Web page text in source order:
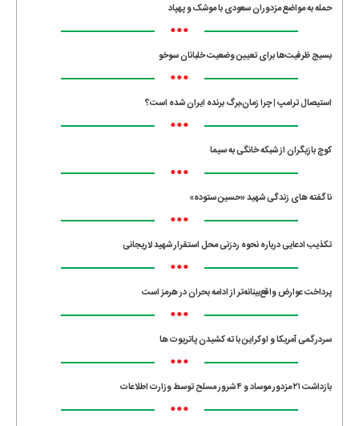
حمله به مواضع مزدوران سعودی با موشک و پهپاد
•••
بسیج ظرفیت‌ها برای تعیین وضعیت خلبانان سوخو
•••
استیصال ترامپ | چرا زمان،برگ برنده ایران شده است؟
•••
کوچ بازیگران از شبکه خانگی به سیما
•••
ناگفته های زندگی شهید «حسین ستوده»
•••
تکذیب ادعایی درباره نحوه ردزنی محل استقرار شهید لاریجانی
•••
پرداخت عوارض واقع‌بینانه‌تر از ادامه بحران در هرمز است
•••
سردرگمی آمریکا و اوکراین با ته کشیدن پاتریوت ها
•••
بازداشت ۲۱ مزدور موساد و ۴ شرور مسلح توسط وزارت اطلاعات
•••